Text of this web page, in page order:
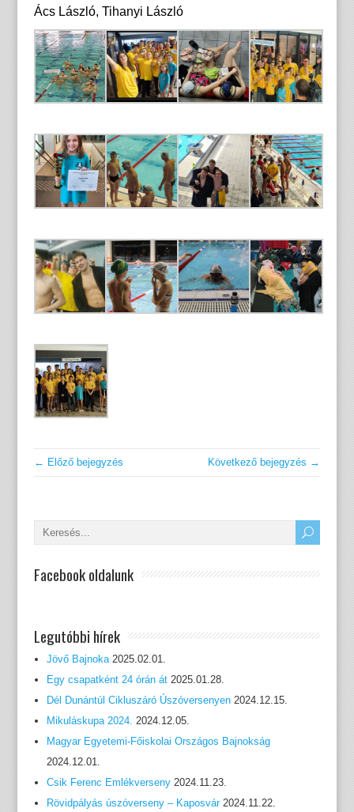
Ács László, Tihanyi László
← Előző bejegyzés Következő bejegyzés →
Facebook oldalunk
Legutóbbi hírek
Jövő Bajnoka 2025.02.01.
Egy csapatként 24 órán át 2025.01.28.
Dél Dunántúl Cikluszáró Úszóversenyen 2024.12.15.
Mikuláskupa 2024. 2024.12.05.
Magyar Egyetemi-Főiskolai Országos Bajnokság
2024.12.01.
Csik Ferenc Emlékverseny 2024.11.23.
Rövidpályás úszóverseny – Kaposvár 2024.11.22.